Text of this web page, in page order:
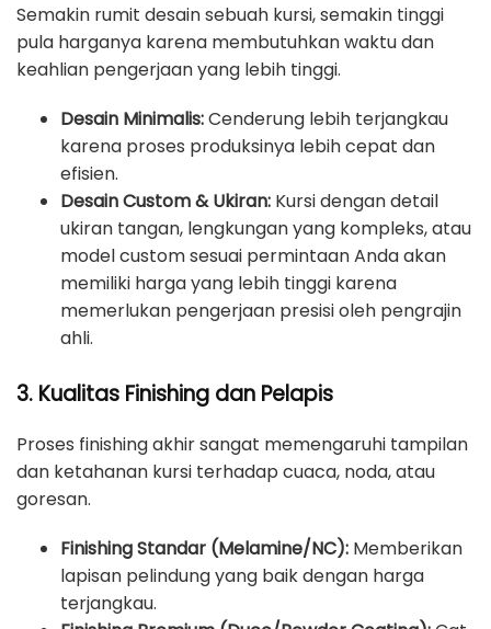
Semakin rumit desain sebuah kursi, semakin tinggi
pula harganya karena membutuhkan waktu dan
keahlian pengerjaan yang lebih tinggi.
Desain Minimalis:Cenderung lebih terjangkau
karena proses produksinya lebih cepat dan
efisien.
Desain Custom & Ukiran: Kursi dengan detail
ukiran tangan, lengkungan yang kompleks, atau
model custom sesuai permintaan Anda akan
memiliki harga yang lebih tinggi karena
memerlukan pengerjaan presisi oleh pengrajin
ahli.
3. Kualitas Finishing dan Pelapis
Proses finishing akhir sangat memengaruhi tampilan
dan ketahanan kursi terhadap cuaca, noda, atau
goresan.
Finishing Standar (Melamine/NC): Memberikan
lapisan pelindung yang baik dengan harga
terjangkau.